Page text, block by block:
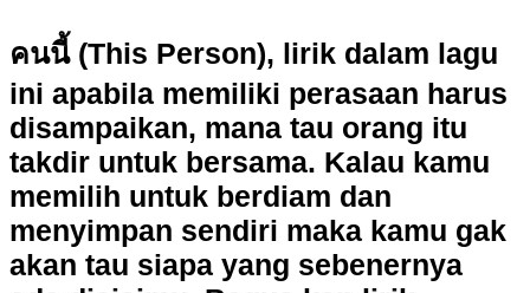
คนนี้ (This Person), lirik dalam lagu
ini apabila memiliki perasaan harus
disampaikan, mana tau orang itu
takdir untuk bersama. Kalau kamu
memilih untuk berdiam dan
menyimpan sendiri maka kamu gak
akan tau siapa yang sebenernya